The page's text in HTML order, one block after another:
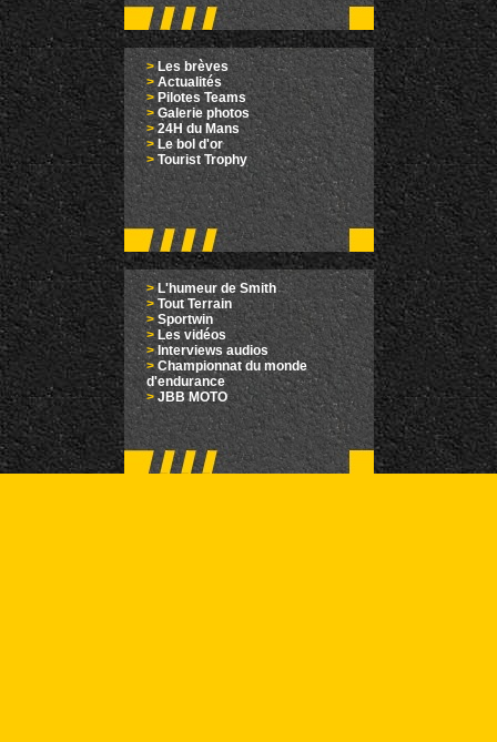
>Les brèves
> Actualités
> Pilotes Teams
>Galerie photos
>24H du Mans
>Le bol d'or
> Tourist Trophy
>L'humeur de Smith
> Tout Terrain
> Sportwin
> Les vidéos
> Interviews audios
>Championnat du monde
d'endurance
> JBB MOTO